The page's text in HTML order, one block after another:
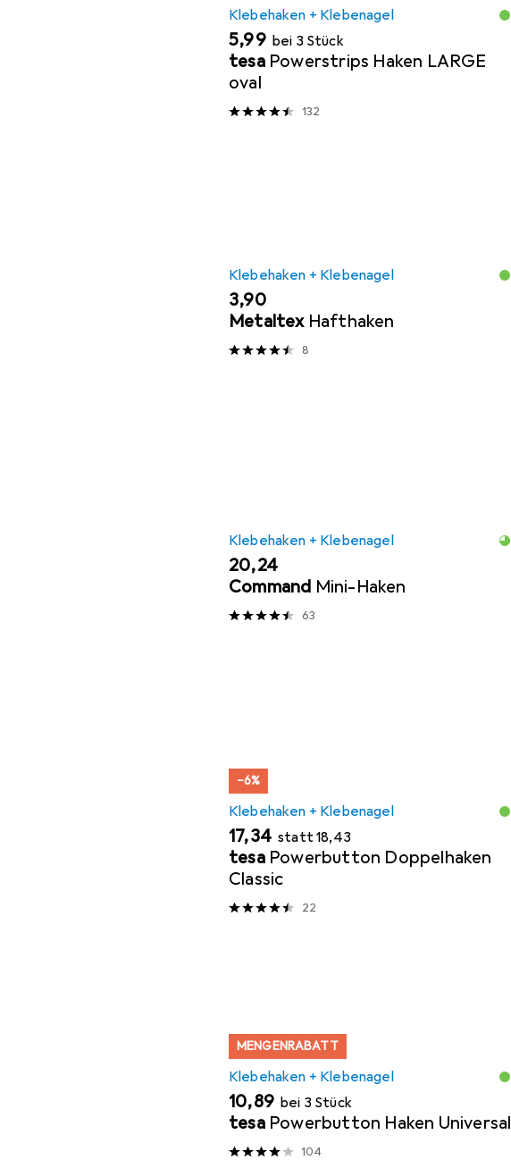
Klebehaken + Klebenagel
EUR
5,99 bei 3 Stück
tesa Powerstrips Haken LARGE
oval
132
Klebehaken + Klebenagel
EUR
3,90
Metaltex Hafthaken
8
Klebehaken + Klebenagel
EUR
20,24
Command Mini-Haken
63
−6%
Klebehaken + Klebenagel
EUR
17,34 stattEUR
18,43
tesa Powerbutton Doppelhaken
Classic
22
MENGENRABATT
Klebehaken + Klebenagel
EUR
10,89 bei 3 Stück
tesa Powerbutton Haken Universal
104